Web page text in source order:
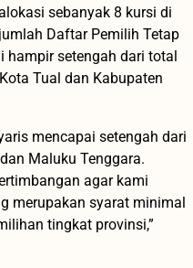
sebanyak 8 kursi di
Daftar Pemilih Tetap
hampir setengah dari total
Tual dan Kabupaten
mencapai setengah dari
Maluku Tenggara.
agar kami
merupakan syarat minimal
tingkat provinsi,”